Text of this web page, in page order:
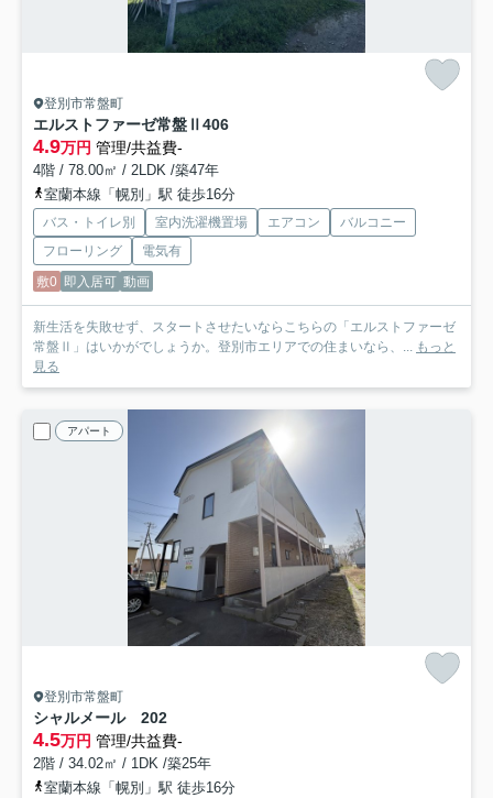
登別市常盤町
エルストファーゼ常盤Ⅱ 406
4.9万円 管理/共益費-
4階 / 78.00㎡ / 2LDK /築47年
室蘭本線「幌別」駅 徒歩16分
バス・トイレ別 室内洗濯機置場 エアコン
バルコニー
フローリング
電気有
敷0 即入居可 動画
新生活を失敗せず、スタートさせたいならこちらの「エルストファーゼ
常盤Ⅱ」はいかがでしょうか。登別市エリアでの住まいなら、... もっと
見る
アパート
登別市常盤町
シャルメール 202
4.5万円 管理/共益費-
2階 / 34.02㎡ / 1DK /築25年
室蘭本線「幌別」駅 徒歩16分